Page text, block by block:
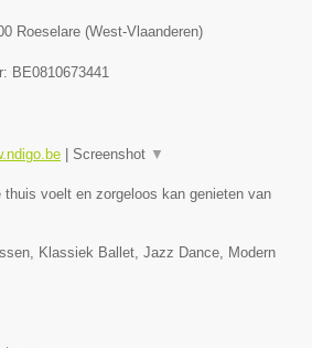
Roeselare (West-Vlaanderen)
BE0810673441
Screenshot ▼
thuis voelt en zorgeloos kan genieten van
Klassiek Ballet, Jazz Dance, Modern